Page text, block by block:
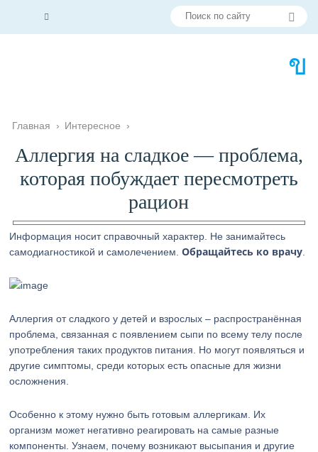
Главная › Интересное ›
Аллергия на сладкое — проблема,
которая побуждает пересмотреть
рацион
Информация носит справочный характер. Не занимайтесь
самодиагностикой и самолечением.Обращайтесь ко врачу
Аллергия от сладкого у детей и взрослых – распространённая
проблема, связанная с появлением сыпи по всему телу после
употребления таких продуктов питания. Но могут появляться и
другие симптомы, среди которых есть опасные для жизни
осложнения.
Особенно к этому нужно быть готовым аллергикам. Их
организм может негативно реагировать на самые разные
компоненты. Узнаем, почему возникают высыпания и другие